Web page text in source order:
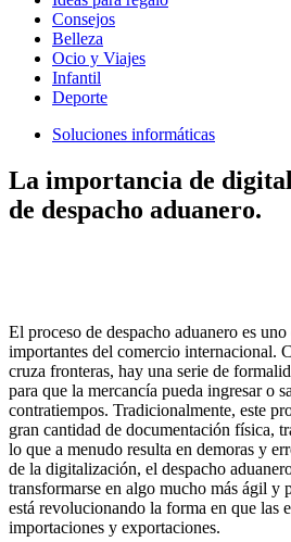
Consejos
Belleza
Ocio y Viajes
Infantil
Deporte
Soluciones informáticas
La importancia de
de despacho aduanero.
El proceso de despacho aduanero es uno
importantes del comercio internacional.
cruza fronteras, hay una serie de
para que la mercancía pueda ingresar o
contratiempos. Tradicionalmente, este
gran cantidad de documentación física,
lo que a menudo resulta en demoras y
de la digitalización, el despacho
transformarse en algo mucho más ágil y
está revolucionando la forma en que las
importaciones y exportaciones.